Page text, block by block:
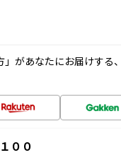
があなたにお届けする
００